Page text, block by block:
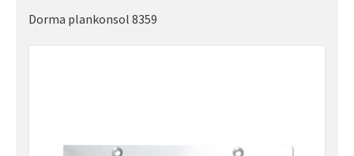
Dorma plankonsol 8359